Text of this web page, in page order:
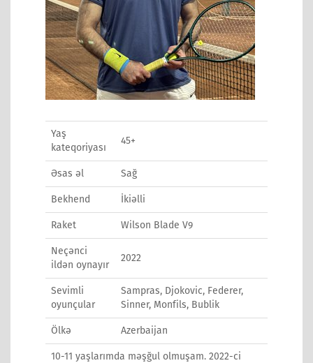
Yaş
kateqoriyası
45+
Əsas əl Sağ
Bekhend İkiəlli
Raket Wilson Blade V9
Neçənci
ildən oynayır
2022
Sevimli
oyunçular
Sampras, Djokovic, Federer,
Sinner, Monfils, Bublik
Ölkə Azerbaijan
10-11 yaşlarımda məşğul olmuşam. 2022-ci